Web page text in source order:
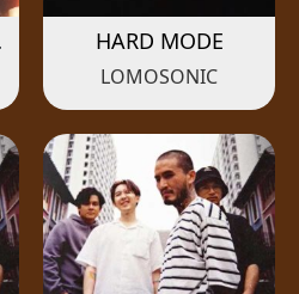
HARD MODE
LOMOSONIC